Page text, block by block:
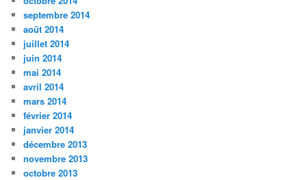
septembre 2014
août 2014
juillet 2014
juin 2014
mai 2014
avril 2014
mars 2014
février 2014
janvier 2014
décembre 2013
novembre 2013
octobre 2013